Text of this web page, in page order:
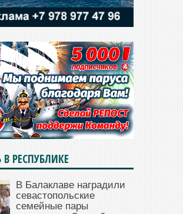
РЕСПУБЛИКЕ
В Балаклаве наградили
севастопольские
семейные пары